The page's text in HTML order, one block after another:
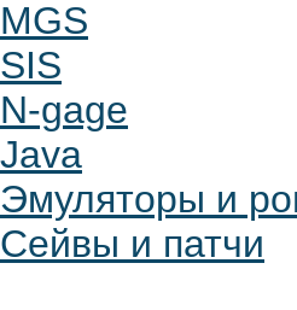
MGS
SIS
N-gage
Java
Эмуляторы и
Сейвы и патчи